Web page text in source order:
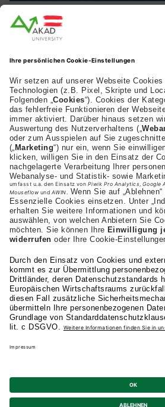
AKAD Bildungsgesellschaft mbH
Heilbronner Strasse 86
70191 Stuttgart
+43 (0) 664-1972282
Studienangebot
Fakultäten
AKAD
Datenschutz
Allgemeine Studienbedingungen